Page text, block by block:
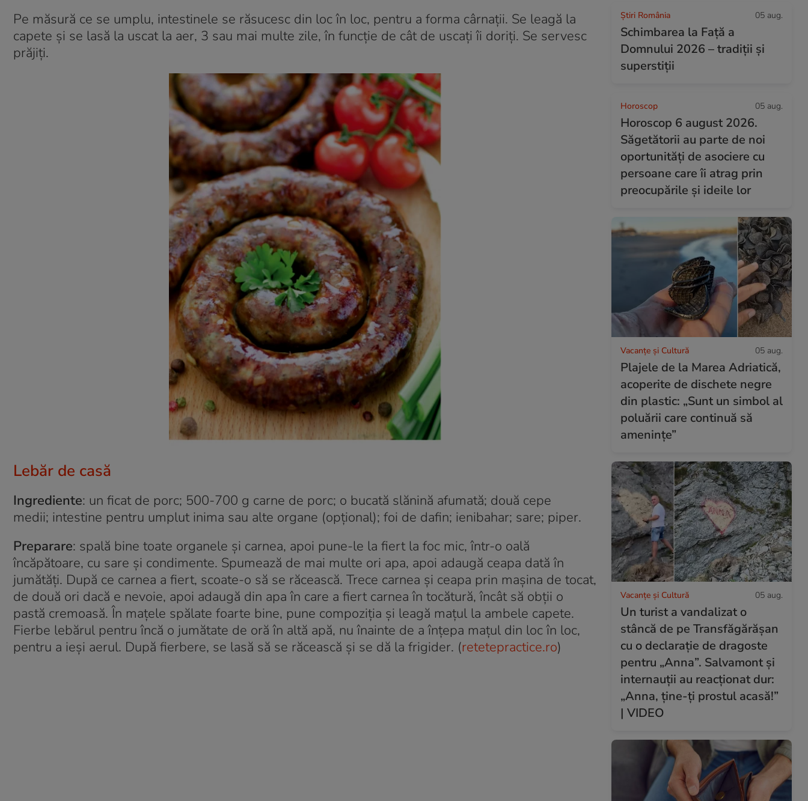
Pe măsură ce se umplu, intestinele se răsucesc din loc în loc, pentru a forma cârnații. Se leagă la
capete și se lasă la uscat la aer, 3 sau mai multe zile, în funcție de cât de uscați îi doriți. Se servesc
prăjiți.
Lebăr de casă
Ingrediente: un ficat de porc; 500-700 g carne de porc; o bucată slănină afumată; două cepe
medii; intestine pentru umplut inima sau alte organe (opțional); foi de dafin; ienibahar; sare; piper.
Preparare: spală bine toate organele și carnea, apoi pune-le la fiert la foc mic, într-o oală
încăpătoare, cu sare și condimente. Spumează de mai multe ori apa, apoi adaugă ceapa dată în
jumătăți. După ce carnea a fiert, scoate-o să se răcească. Trece carnea și ceapa prin mașina de tocat,
de două ori dacă e nevoie, apoi adaugă din apa în care a fiert carnea în tocătură, încât să obții o
pastă cremoasă. În mațele spălate foarte bine, pune compoziția și leagă mațul la ambele capete.
Fierbe lebărul pentru încă o jumătate de oră în altă apă, nu înainte de a înțepa mațul din loc în loc,
pentru a ieși aerul. După fierbere, se lasă să se răcească și se dă la frigider. (retetepractice.ro)
Știri România 05 aug.
Schimbarea la Față a
Domnului 2026 – tradiții și
superstiții
Horoscop 05 aug.
Horoscop 6 august 2026.
Săgetătorii au parte de noi
oportunități de asociere cu
persoane care îi atrag prin
preocupările și ideile lor
Vacanțe și Cultură 05 aug.
Plajele de la Marea Adriatică,
acoperite de dischete negre
din plastic: „Sunt un simbol al
poluării care continuă să
amenințe”
Vacanțe și Cultură 05 aug.
Un turist a vandalizat o
stâncă de pe Transfăgărășan
cu o declarație de dragoste
pentru „Anna”. Salvamont și
internauții au reacționat dur:
„Anna, ține-ți prostul acasă!”
| VIDEO